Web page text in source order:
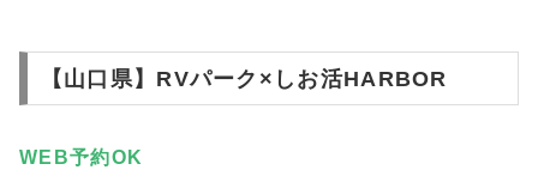
【山口県】RVパーク×しお活HARBOR
WEB予約OK